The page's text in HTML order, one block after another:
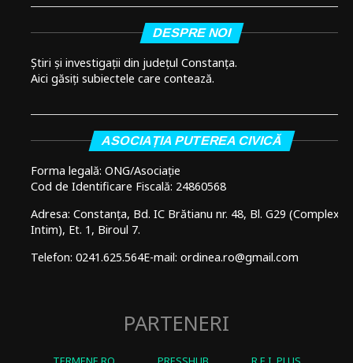
DESPRE NOI
Știri și investigații din județul Constanța.
Aici găsiți subiectele care contează.
ASOCIAȚIA PUTEREA CIVICĂ
Forma legală: ONG/Asociație
Cod de Identificare Fiscală: 24860568
Adresa: Constanța, Bd. IC Brătianu nr. 48, Bl. G29 (Complex
Intim), Et. 1, Biroul 7.
Telefon: 0241.625.564E-mail: ordinea.ro@gmail.com
PARTENERI